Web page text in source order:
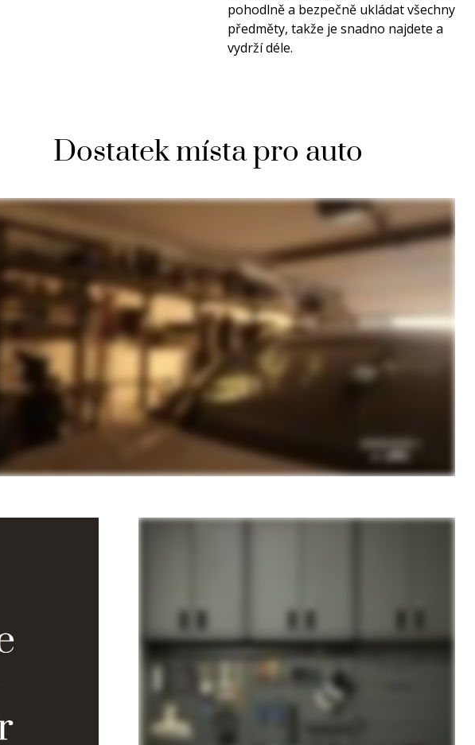
pohodlně a bezpečně ukládat všechny
předměty, takže je snadno najdete a
vydrží déle.
Dostatek místa pro auto